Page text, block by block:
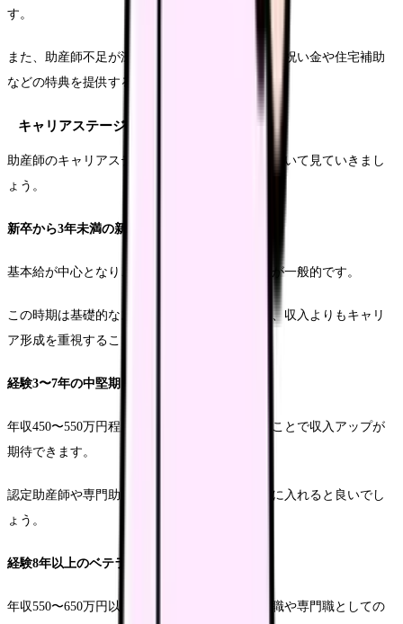
す。
また、助産師不足が深刻な地域では、高額の就職祝い金や住宅補助
などの特典を提供する施設も増えています。
キャリアステージ別の収入目安
助産師のキャリアステージによる収入の変化について見ていきまし
ょう。
新卒から3年未満の新人期
基本給が中心となり、年収は380〜450万円程度が一般的です。
この時期は基礎的なスキルを身につける段階で、収入よりもキャリ
ア形成を重視することが大切です。
経験3〜7年の中堅期
年収450〜550万円程度となり、専門性を高めることで収入アップが
期待できます。
認定助産師や専門助産師などの資格取得も視野に入れると良いでし
ょう。
経験8年以上のベテラン期
年収550〜650万円以上になることもあり、管理職や専門職としての